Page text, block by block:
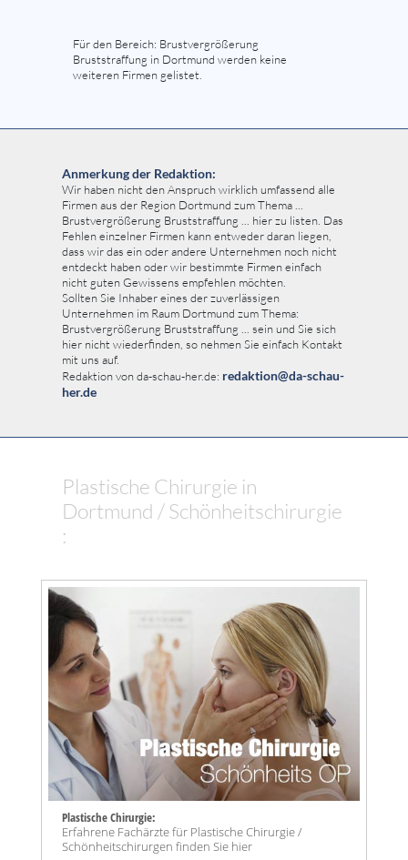
Für den Bereich: Brustvergrößerung
Bruststraffung in Dortmund werden keine
weiteren Firmen gelistet.
Anmerkung der Redaktion:
Wir haben nicht den Anspruch wirklich umfassend alle
Firmen aus der Region Dortmund zum Thema ...
Brustvergrößerung Bruststraffung ... hier zu listen. Das
Fehlen einzelner Firmen kann entweder daran liegen,
dass wir das ein oder andere Unternehmen noch nicht
entdeckt haben oder wir bestimmte Firmen einfach
nicht guten Gewissens empfehlen möchten.
Sollten Sie Inhaber eines der zuverlässigen
Unternehmen im Raum Dortmund zum Thema:
Brustvergrößerung Bruststraffung ... sein und Sie sich
hier nicht wiederfinden, so nehmen Sie einfach Kontakt
mit uns auf.
Redaktion von da-schau-her.de: redaktion@da-schau-
her.de
Plastische Chirurgie in
Dortmund / Schönheitschirurgie
:
Plastische Chirurgie:
Erfahrene Fachärzte für Plastische Chirurgie /
Schönheitschirurgen finden Sie hier